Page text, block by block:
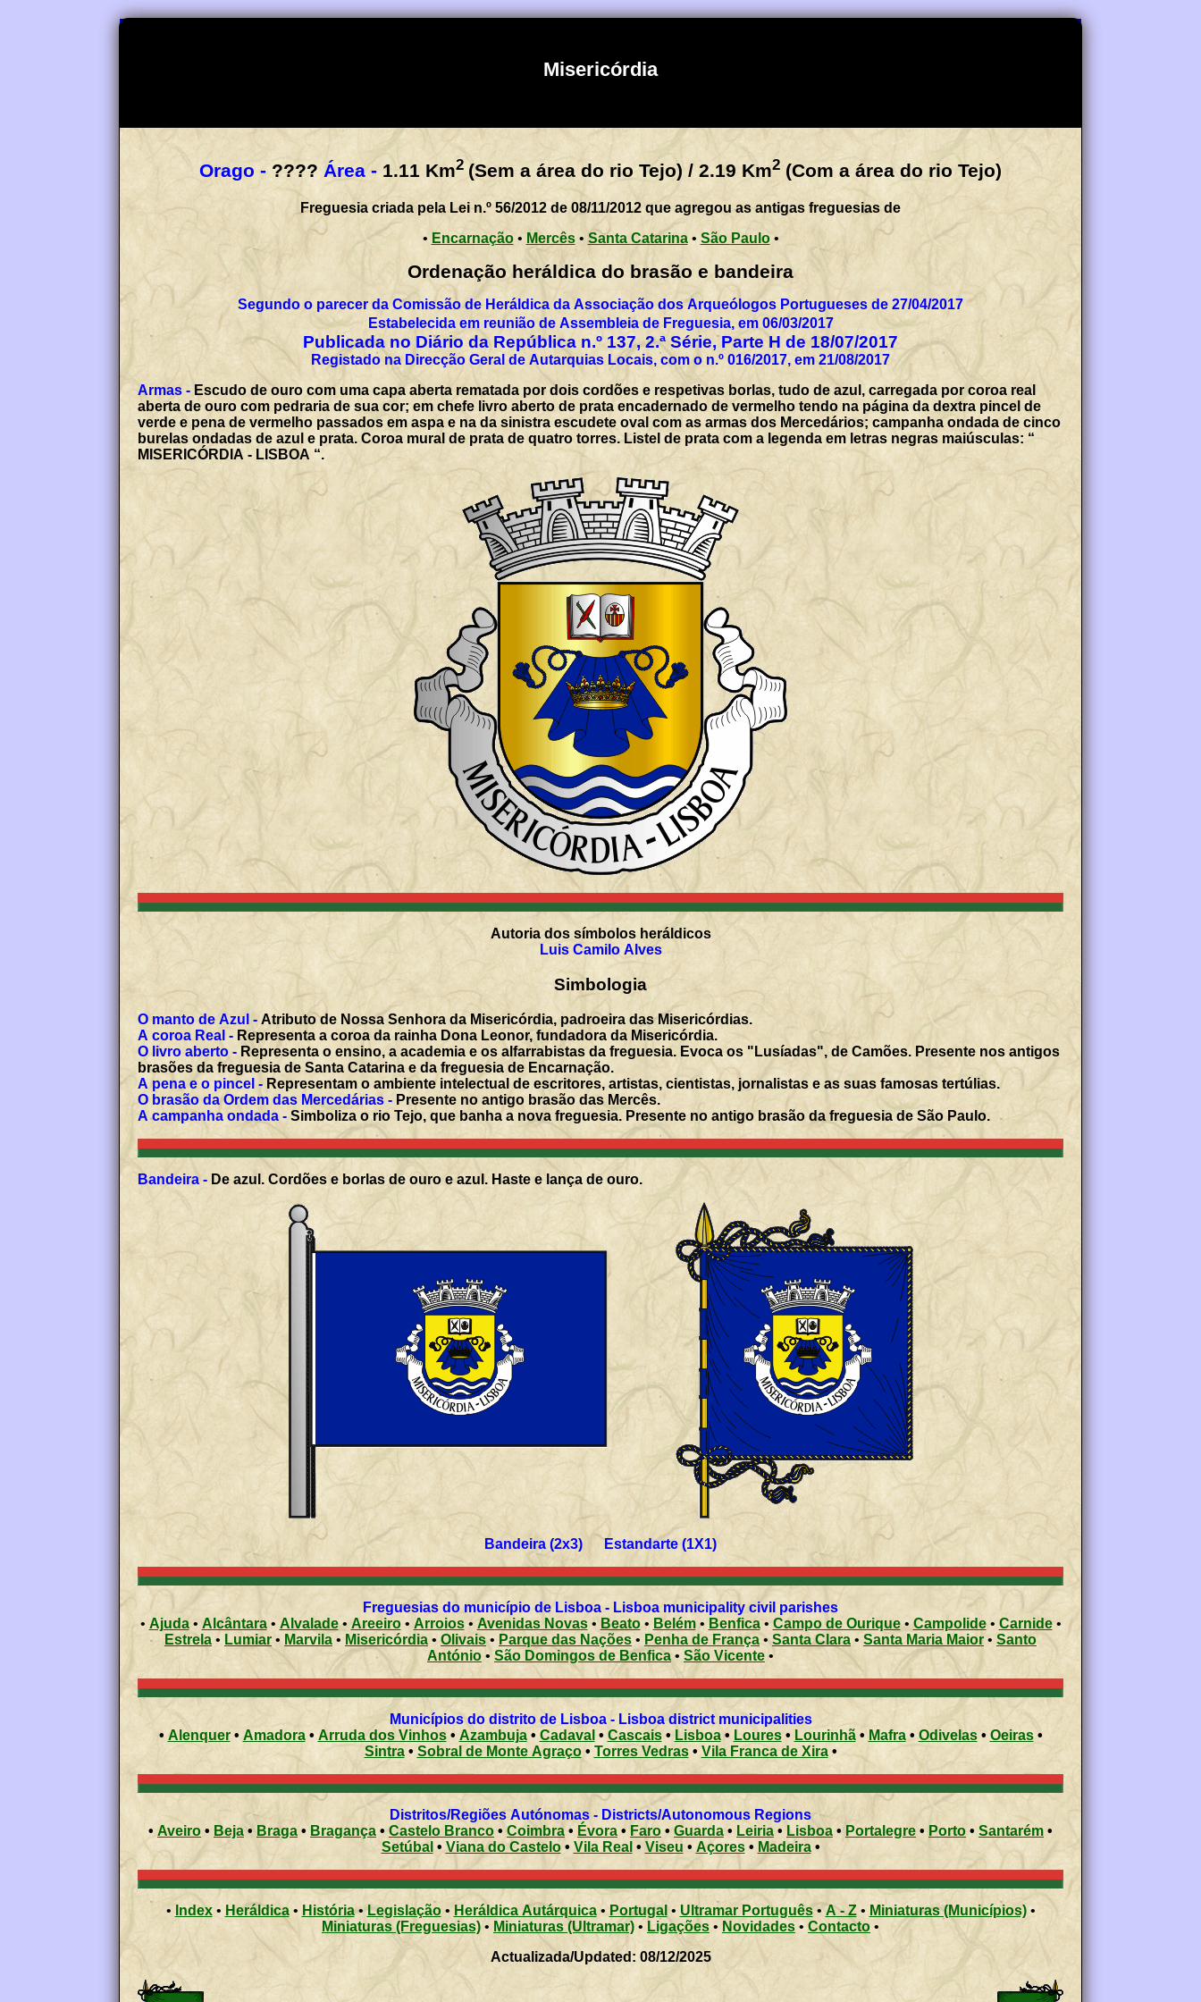
Misericórdia
Orago - ???? Área - 1.11 Km2(Sem a área do rio Tejo) / 2.19 Km2 (Com a área do rio Tejo)
Freguesia criada pela Lei n.º 56/2012 de 08/11/2012 que agregou as antigas freguesias de
• Encarnação• Mercês• Santa Catarina• São Paulo•
Ordenação heráldica do brasão e bandeira
Segundo o parecer da Comissão de Heráldica da Associação dos Arqueólogos Portugueses de 27/04/2017
Estabelecida em reunião de Assembleia de Freguesia, em 06/03/2017
Publicada no Diário da República n.º 137, 2.ª Série, Parte H de 18/07/2017
Registado na Direcção Geral de Autarquias Locais, com o n.º 016/2017, em 21/08/2017
Armas - Escudo de ouro com uma capa aberta rematada por dois cordões e respetivas borlas, tudo de azul, carregada por coroa real
aberta de ouro com pedraria de sua cor; em chefe livro aberto de prata encadernado de vermelho tendo na página da dextra pincel de
verde e pena de vermelho passados em aspa e na da sinistra escudete oval com as armas dos Mercedários; campanha ondada de cinco
burelas ondadas de azul e prata. Coroa mural de prata de quatro torres. Listel de prata com a legenda em letras negras maiúsculas: “
MISERICÓRDIA - LISBOA “.
Autoria dos símbolos heráldicos
Luis Camilo Alves
Simbologia
O manto de Azul - Atributo de Nossa Senhora da Misericórdia, padroeira das Misericórdias.
A coroa Real - Representa a coroa da rainha Dona Leonor, fundadora da Misericórdia.
O livro aberto - Representa o ensino, a academia e os alfarrabistas da freguesia. Evoca os "Lusíadas", de Camões. Presente nos antigos
brasões da freguesia de Santa Catarina e da freguesia de Encarnação.
A pena e o pincel - Representam o ambiente intelectual de escritores, artistas, cientistas, jornalistas e as suas famosas tertúlias.
O brasão da Ordem das Mercedárias - Presente no antigo brasão das Mercês.
A campanha ondada -Simboliza o rio Tejo, que banha a nova freguesia. Presente no antigo brasão da freguesia de São Paulo.
Bandeira - De azul. Cordões e borlas de ouro e azul. Haste e lança de ouro.
Bandeira (2x3) Estandarte (1X1)
Freguesias do município de Lisboa - Lisboa municipality civil parishes
• Ajuda• Alcântara• Alvalade•Areeiro • Arroios• Avenidas Novas• Beato• Belém• Benfica• Campo de Ourique •Campolide• Carnide•
Estrela • Lumiar • Marvila • Misericórdia •Olivais • Parque das Nações • Penha de França•Santa Clara • Santa Maria Maior • Santo
António •São Domingos de Benfica• São Vicente •
Municípios do distrito de Lisboa - Lisboa district municipalities
• Alenquer• Amadora• Arruda dos Vinhos• Azambuja• Cadaval • Cascais• Lisboa• Loures• Lourinhã• Mafra• Odivelas• Oeiras•
Sintra• Sobral de Monte Agraço• Torres Vedras• Vila Franca de Xira•
Distritos/Regiões Autónomas - Districts/Autonomous Regions
• Aveiro • Beja • Braga • Bragança • Castelo Branco • Coimbra • Évora • Faro • Guarda• Leiria • Lisboa • Portalegre • Porto • Santarém •
Setúbal • Viana do Castelo• Vila Real • Viseu • Açores • Madeira •
• Index• Heráldica• História •Legislação • Heráldica Autárquica• Portugal • Ultramar Português•A - Z• Miniaturas (Municípios)•
Miniaturas (Freguesias) • Miniaturas (Ultramar) • Ligações • Novidades • Contacto •
Actualizada/Updated: 08/12/2025